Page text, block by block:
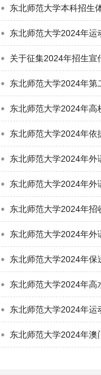
东北师范大学本科招生
东北师范大学2024年运
关于征集2024年招生宣
东北师范大学2024年第
东北师范大学2024年高
东北师范大学2024年依
东北师范大学2024年外
东北师范大学2024年外
东北师范大学2024年招
东北师范大学2024年外
东北师范大学2024年保
东北师范大学2024年高
东北师范大学2024年运
东北师范大学2024年澳